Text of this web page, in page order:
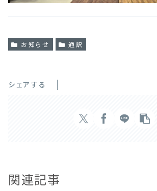
お知らせ 通訳
シェアする
関連記事